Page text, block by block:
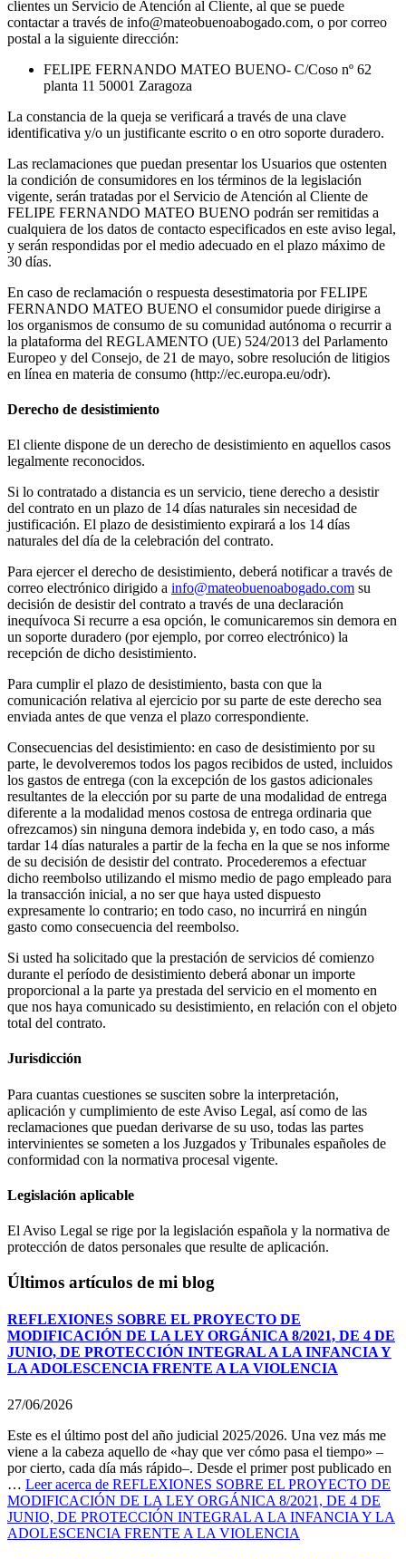
clientes un Servicio de Atención al Cliente, al que se puede
contactar a través de info@mateobuenoabogado.com, o por correo
postal a la siguiente dirección:
FELIPE FERNANDO MATEO BUENO- C/Coso nº 62
planta 11 50001 Zaragoza
La constancia de la queja se verificará a través de una clave
identificativa y/o un justificante escrito o en otro soporte duradero.
Las reclamaciones que puedan presentar los Usuarios que ostenten
la condición de consumidores en los términos de la legislación
vigente, serán tratadas por el Servicio de Atención al Cliente de
FELIPE FERNANDO MATEO BUENO podrán ser remitidas a
cualquiera de los datos de contacto especificados en este aviso legal,
y serán respondidas por el medio adecuado en el plazo máximo de
30 días.
En caso de reclamación o respuesta desestimatoria por FELIPE
FERNANDO MATEO BUENO el consumidor puede dirigirse a
los organismos de consumo de su comunidad autónoma o recurrir a
la plataforma del REGLAMENTO (UE) 524/2013 del Parlamento
Europeo y del Consejo, de 21 de mayo, sobre resolución de litigios
en línea en materia de consumo (http://ec.europa.eu/odr).
Derecho de desistimiento
El cliente dispone de un derecho de desistimiento en aquellos casos
legalmente reconocidos.
Si lo contratado a distancia es un servicio, tiene derecho a desistir
del contrato en un plazo de 14 días naturales sin necesidad de
justificación. El plazo de desistimiento expirará a los 14 días
naturales del día de la celebración del contrato.
Para ejercer el derecho de desistimiento, deberá notificar a través de
correo electrónico dirigido a info@mateobuenoabogado.com su
decisión de desistir del contrato a través de una declaración
inequívoca Si recurre a esa opción, le comunicaremos sin demora en
un soporte duradero (por ejemplo, por correo electrónico) la
recepción de dicho desistimiento.
Para cumplir el plazo de desistimiento, basta con que la
comunicación relativa al ejercicio por su parte de este derecho sea
enviada antes de que venza el plazo correspondiente.
Consecuencias del desistimiento: en caso de desistimiento por su
parte, le devolveremos todos los pagos recibidos de usted, incluidos
los gastos de entrega (con la excepción de los gastos adicionales
resultantes de la elección por su parte de una modalidad de entrega
diferente a la modalidad menos costosa de entrega ordinaria que
ofrezcamos) sin ninguna demora indebida y, en todo caso, a más
tardar 14 días naturales a partir de la fecha en la que se nos informe
de su decisión de desistir del contrato. Procederemos a efectuar
dicho reembolso utilizando el mismo medio de pago empleado para
la transacción inicial, a no ser que haya usted dispuesto
expresamente lo contrario; en todo caso, no incurrirá en ningún
gasto como consecuencia del reembolso.
Si usted ha solicitado que la prestación de servicios dé comienzo
durante el período de desistimiento deberá abonar un importe
proporcional a la parte ya prestada del servicio en el momento en
que nos haya comunicado su desistimiento, en relación con el objeto
total del contrato.
Jurisdicción
Para cuantas cuestiones se susciten sobre la interpretación,
aplicación y cumplimiento de este Aviso Legal, así como de las
reclamaciones que puedan derivarse de su uso, todas las partes
intervinientes se someten a los Juzgados y Tribunales españoles de
conformidad con la normativa procesal vigente.
Legislación aplicable
El Aviso Legal se rige por la legislación española y la normativa de
protección de datos personales que resulte de aplicación.
Últimos artículos de mi blog
REFLEXIONES SOBRE EL PROYECTO DE
MODIFICACIÓN DE LA LEY ORGÁNICA 8/2021, DE 4 DE
JUNIO, DE PROTECCIÓN INTEGRAL A LA INFANCIA Y
LA ADOLESCENCIA FRENTE A LA VIOLENCIA
27/06/2026
Este es el último post del año judicial 2025/2026. Una vez más me
viene a la cabeza aquello de «hay que ver cómo pasa el tiempo» –
por cierto, cada día más rápido–. Desde el primer post publicado en
… Leeracerca de REFLEXIONES SOBRE EL PROYECTO DE
MODIFICACIÓN DE LA LEY ORGÁNICA 8/2021, DE 4 DE
JUNIO, DE PROTECCIÓN INTEGRAL A LA INFANCIA Y LA
ADOLESCENCIA FRENTE A LA VIOLENCIA